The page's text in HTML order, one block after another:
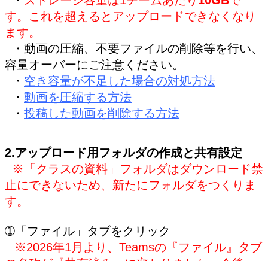
す。これを超えるとアップロードできなくなり
ます。
・ 動画の圧縮、不要ファイルの削除等を行い、
容量オーバーにご注意ください。
・ 空き容量が不足した場合の対処方法
・ 動画を圧縮する方法
・ 投稿した動画を削除する方法
2.アップロード用フォルダの作成と共有設定
※「クラスの資料」フォルダはダウンロード禁
止にできないため、新たにフォルダをつくりま
す。
➀「ファイル」タブをクリック
※2026年1月より、Teamsの『ファイル』タブ